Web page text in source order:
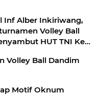
Volley Ball
HUT TNI Ke -
Volley Ball Dandim
Motif Oknum